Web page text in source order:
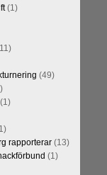
(1)
(49)
(1)
rapporterar(13)
(1)